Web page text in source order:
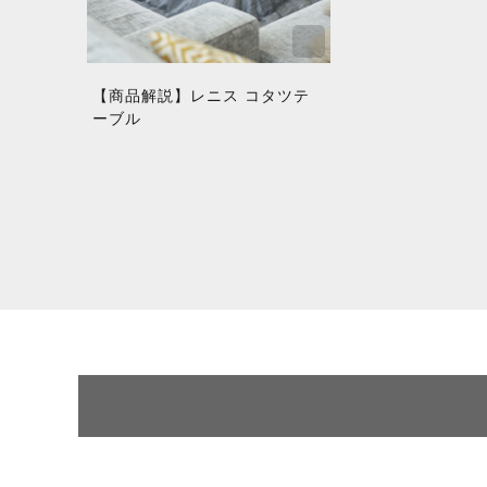
【商品解説】レニス コタツテ
ーブル